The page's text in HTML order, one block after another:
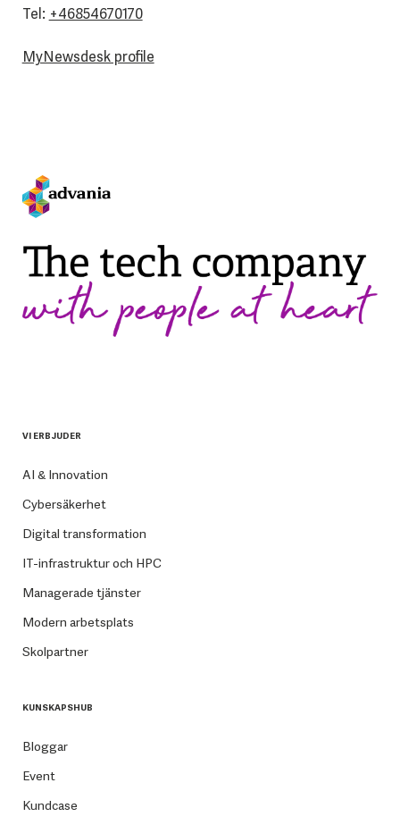
Tel: +46854670170
MyNewsdesk profile
VI ERBJUDER
AI & Innovation
Cybersäkerhet
Digital transformation
IT-infrastruktur och HPC
Managerade tjänster
Modern arbetsplats
Skolpartner
KUNSKAPSHUB
Bloggar
Event
Kundcase